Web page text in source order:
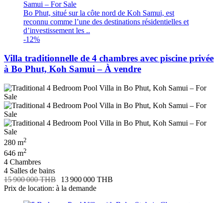
Bo Phut, situé sur la côte nord de Koh Samui, est
reconnu comme l’une des destinations résidentielles et
d’investissement les ..
-12%
Villa traditionnelle de 4 chambres avec piscine privée
à Bo Phut, Koh Samui – À vendre
280 m2
646 m2
4 Chambres
4 Salles de bains
15 900 000 THB
13 900 000 THB
Prix de location: à la demande